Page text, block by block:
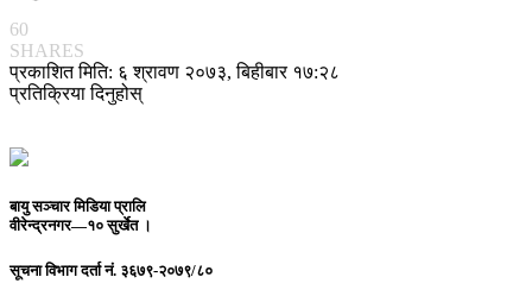
60
SHARES
प्रकाशित मिति: ६ श्रावण २०७३, बिहीबार १७:२८
प्रतिक्रिया दिनुहोस्
बायु सञ्चार मिडिया प्रालि
वीरेन्द्रनगर—१० सुर्खेत ।
सूचना विभाग दर्ता नं. ३६७९-२०७९/८०